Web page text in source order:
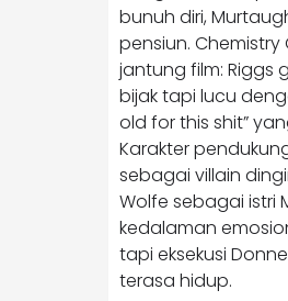
bunuh diri,
pensiun.
jantung film: Riggs
bijak tapi lucu
old for this shit”
Karakter
sebagai villain
Wolfe sebagai istri
kedalaman
tapi eksekusi
terasa hidup.